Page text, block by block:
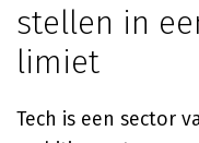
stellen in
limiet
Tech is een sector